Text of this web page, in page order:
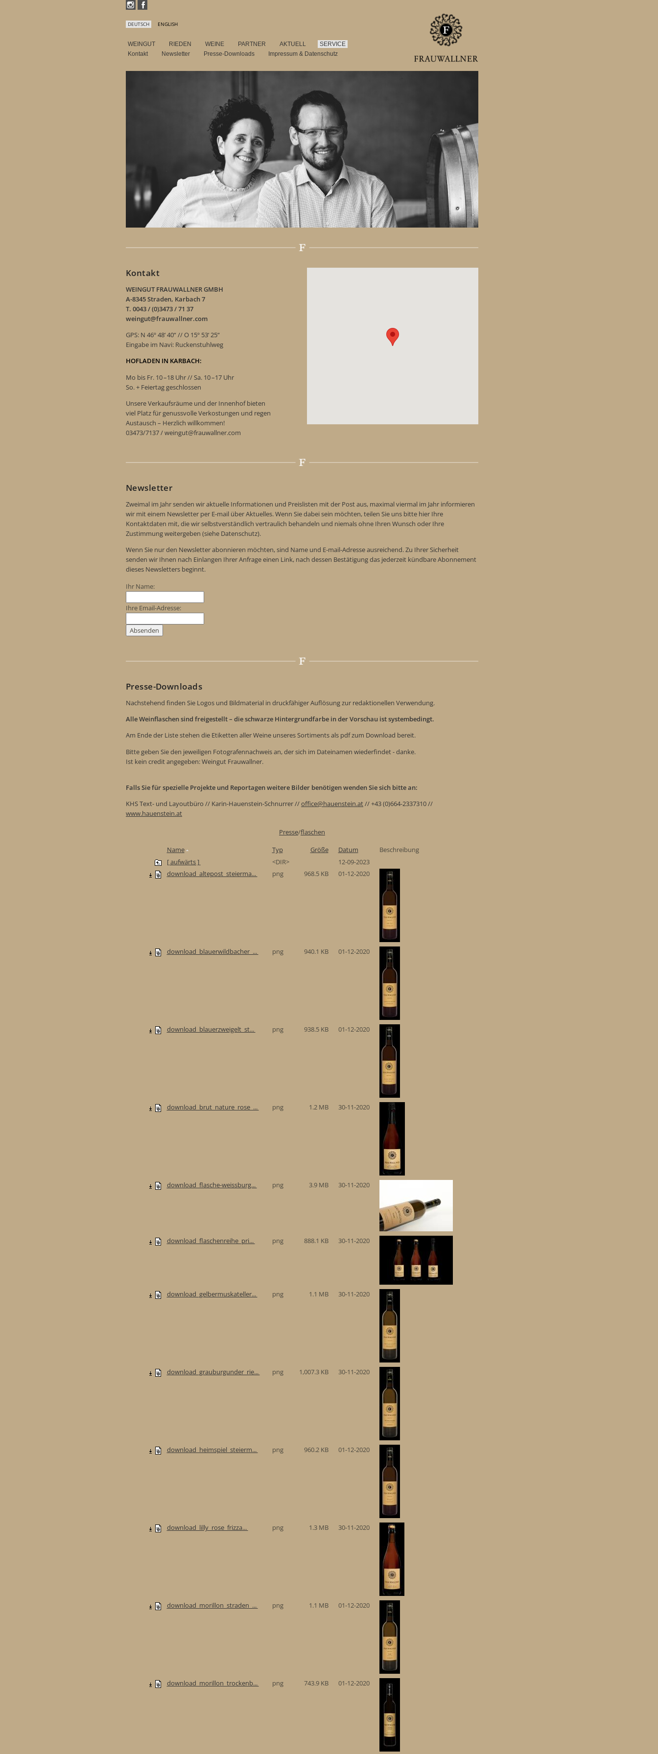
WEINGUT RIEDEN WEINE PARTNER AKTUELL
SERVICE
Kontakt
Newsletter Presse-Downloads Impressum & Datenschutz
DEUTSCH ENGLISH
Kontakt
WEINGUT FRAUWALLNER GMBH
A-8345 Straden, Karbach 7
T. 0043 / (0)3473 / 71 37
weingut@frauwallner.com
GPS: N 46º 48‘ 40“ // O 15º 53‘ 25“
Eingabe im Navi: Ruckenstuhlweg
HOFLADEN IN KARBACH:
Mo bis Fr. 10 –18 Uhr // Sa. 10 –17 Uhr
So. + Feiertag geschlossen
Unsere Verkaufsräume und der Innenhof bieten
viel Platz für genussvolle Verkostungen und regen
Austausch – Herzlich willkommen!
03473/7137 / weingut@frauwallner.com
Newsletter
Zweimal im Jahr senden wir aktuelle Informationen und Preislisten mit der Post aus, maximal viermal im Jahr informieren
wir mit einem Newsletter per E-mail über Aktuelles. Wenn Sie dabei sein möchten, teilen Sie uns bitte hier Ihre
Kontaktdaten mit, die wir selbstverständlich vertraulich behandeln und niemals ohne Ihren Wunsch oder Ihre
Zustimmung weitergeben (siehe Datenschutz).
Wenn Sie nur den Newsletter abonnieren möchten, sind Name und E-mail-Adresse ausreichend. Zu Ihrer Sicherheit
senden wir Ihnen nach Einlangen Ihrer Anfrage einen Link, nach dessen Bestätigung das jederzeit kündbare Abonnement
dieses Newsletters beginnt.
Ihr Name:
Ihre Email-Adresse:
Presse-Downloads
Nachstehend finden Sie Logos und Bildmaterial in druckfähiger Auflösung zur redaktionellen Verwendung.
Alle Weinflaschen sind freigestellt – die schwarze Hintergrundfarbe in der Vorschau ist systembedingt.
Am Ende der Liste stehen die Etiketten aller Weine unseres Sortiments als pdf zum Download bereit.
Bitte geben Sie den jeweiligen Fotografennachweis an, der sich im Dateinamen wiederfindet - danke.
Ist kein credit angegeben: Weingut Frauwallner.
Falls Sie für spezielle Projekte und Reportagen weitere Bilder benötigen wenden Sie sich bitte an:
KHS Text- und Layoutbüro // Karin-Hauenstein-Schnurrer //office@hauenstein.at// +43 (0)664-2337310 //
www.hauenstein.at
Presse/flaschen
Name
Typ Größe Datum
Beschreibung
[ aufwärts ]
<DIR>
12-09-2023
download_altepost_steierma...
png 968.5 KB 01-12-2020
download_blauerwildbacher_... png 940.1 KB 01-12-2020
download_blauerzweigelt_st... png 938.5 KB 01-12-2020
download_brut_nature_rose_... png 1.2 MB 30-11-2020
download_flasche-weissburg... png 3.9 MB 30-11-2020
download_flaschenreihe_pri... png 888.1 KB 30-11-2020
download_gelbermuskateller... png 1.1 MB 30-11-2020
download_grauburgunder_rie... png 1,007.3 KB 30-11-2020
download_heimspiel_steierm... png 960.2 KB 01-12-2020
download_lilly_rose_frizza... png 1.3 MB 30-11-2020
download_morillon_straden_... png 1.1 MB 01-12-2020
download_morillon_trockenb... png 743.9 KB 01-12-2020